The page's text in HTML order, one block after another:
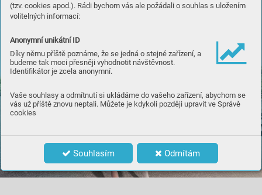
(tzv. cookies apod.). Rádi bychom vás ale požádali o souhlas s uložením
volitelných informací:
Anonymní unikátní ID
Díky němu příště poznáme, že se jedná o stejné zařízení, a
budeme tak moci přesněji vyhodnotit návštěvnost.
Identifikátor je zcela anonymní.
Vaše souhlasy a odmítnutí si ukládáme do vašeho zařízení, abychom se
vás už příště znovu neptali. Můžete je kdykoli později upravit ve Správě
cookies
Souhlasím Odmítám